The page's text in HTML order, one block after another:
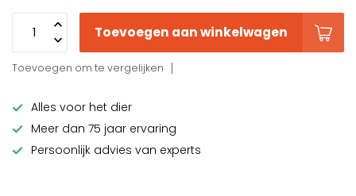
Toevoegen aan winkelwagen
Toevoegen om te vergelijken
Alles voor het dier
Meer dan 75 jaar ervaring
Persoonlijk advies van experts